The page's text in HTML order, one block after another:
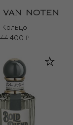
Кольцо
44 400 ₽